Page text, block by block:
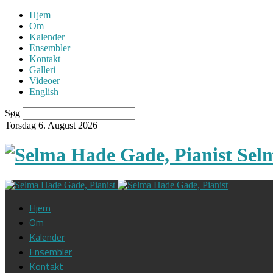
Hjem
Om
Kalender
Ensembler
Kontakt
Galleri
Videoer
English
Søg
Torsdag 6. August 2026
Hjem
Om
Kalender
Ensembler
Kontakt